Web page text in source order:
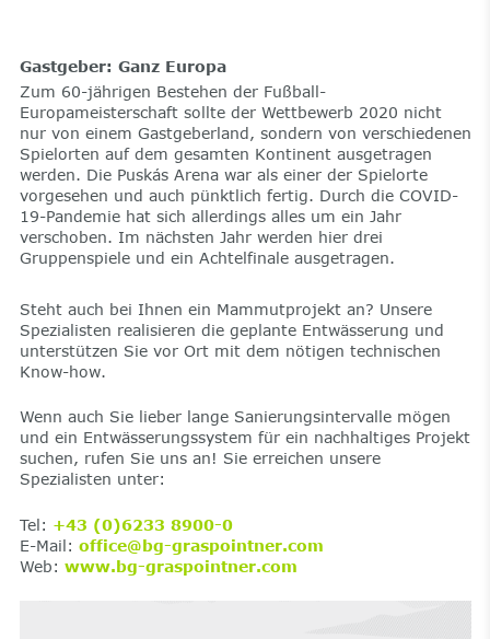
Gastgeber: Ganz Europa
Zum 60-jährigen Bestehen der Fußball-
Europameisterschaft sollte der Wettbewerb 2020 nicht
nur von einem Gastgeberland, sondern von verschiedenen
Spielorten auf dem gesamten Kontinent ausgetragen
werden. Die Puskás Arena war als einer der Spielorte
vorgesehen und auch pünktlich fertig. Durch die COVID-
19-Pandemie hat sich allerdings alles um ein Jahr
verschoben. Im nächsten Jahr werden hier drei
Gruppenspiele und ein Achtelfinale ausgetragen.
Steht auch bei Ihnen ein Mammutprojekt an? Unsere
Spezialisten realisieren die geplante Entwässerung und
unterstützen Sie vor Ort mit dem nötigen technischen
Know-how.
Wenn auch Sie lieber lange Sanierungsintervalle mögen
und ein Entwässerungssystem für ein nachhaltiges Projekt
suchen, rufen Sie uns an! Sie erreichen unsere
Spezialisten unter:
Tel: +43 (0)6233 8900-0
E-Mail: office@bg-graspointner.com
Web: www.bg-graspointner.com